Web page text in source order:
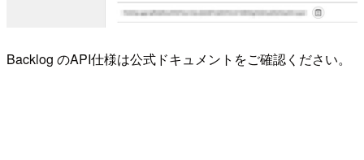
Backlog のAPI仕様は公式ドキュメントをご確認ください。